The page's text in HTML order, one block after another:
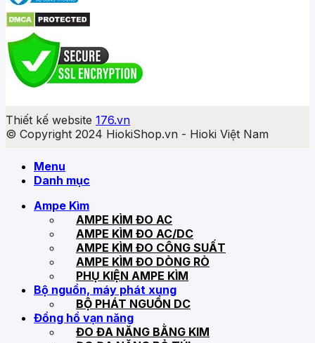
Thiết kế website 176.vn
© Copyright 2024 HiokiShop.vn - Hioki Việt Nam
Menu
Danh mục
Ampe Kìm
AMPE KÌM ĐO AC
AMPE KÌM ĐO AC/DC
AMPE KÌM ĐO CÔNG SUẤT
AMPE KÌM ĐO DÒNG RÒ
PHỤ KIỆN AMPE KÌM
Bộ nguồn, máy phát xung
BỘ PHÁT NGUỒN DC
Đồng hồ vạn năng
ĐO ĐA NĂNG BẰNG KIM